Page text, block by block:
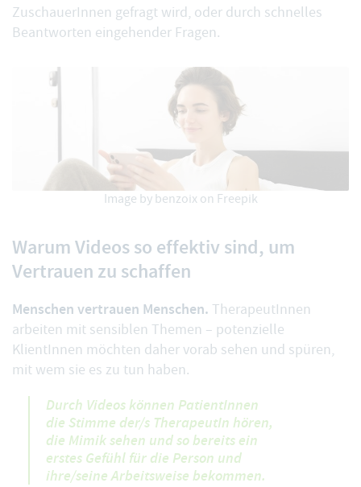
ZuschauerInnen gefragt wird, oder durch schnelles
Beantworten eingehender Fragen.
Image by benzoix on Freepik
Warum Videos so effektiv sind, um
Vertrauen zu schaffen
Menschen vertrauen Menschen. TherapeutInnen
arbeiten mit sensiblen Themen – potenzielle
KlientInnen möchten daher vorab sehen und spüren,
mit wem sie es zu tun haben.
Durch Videos können PatientInnen
die Stimme der/s TherapeutIn hören,
die Mimik sehen und so bereits ein
erstes Gefühl für die Person und
ihre/seine Arbeitsweise bekommen.